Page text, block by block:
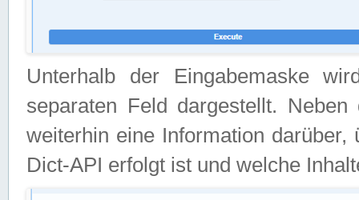
Unterhalb der Eingabemaske
separaten Feld dargestellt.
weiterhin eine Information
Dict-API erfolgt ist und welche